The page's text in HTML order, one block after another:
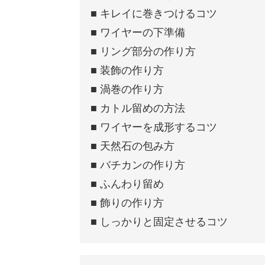
■ キレイに巻きつけるコツ
■ ワイヤーの下準備
■ リング部分の作り方
■ 装飾の作り方
■ 渦巻の作り方
■ カトル留めの方法
■ ワイヤーを成形するコツ
■ 天然石の包み方
■ バチカンの作り方
■ ふんわり留め
■ 飾りの作り方
■ しっかりと固定させるコツ